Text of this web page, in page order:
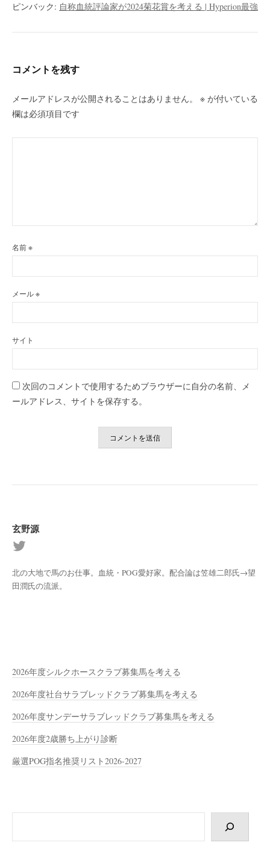
ピンバック: 自称血統評論家が2024菊花賞を考える | Hyperion最強
コメントを残す
メールアドレスが公開されることはありません。 ※ が付いている
欄は必須項目です
名前※
メール※
サイト
次回のコメントで使用するためブラウザーに自分の名前、メ
ールアドレス、サイトを保存する。
玄野源
北の大地で馬のお仕事。血統・POG愛好家。配合論は笠雄二郎氏→望
田潤氏の流派。
2026年度シルクホースクラブ募集馬を考える
2026年度社台サラブレッドクラブ募集馬を考える
2026年度サンデーサラブレッドクラブ募集馬を考える
2026年度2歳勝ち上がり診断
厳選POG指名推奨リスト2026-2027